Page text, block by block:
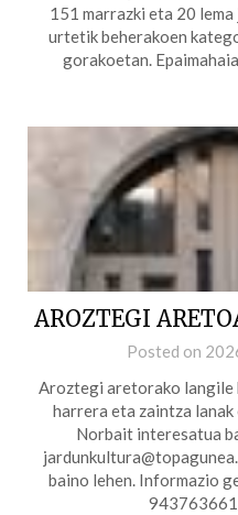
151 marrazki eta 20
urtetik beherakoen
gorakoetan.
AROZTEGI
Posted on
Aroztegi aretorako
harrera eta zaintza
Norbait interesatua
baino lehen. Informazio